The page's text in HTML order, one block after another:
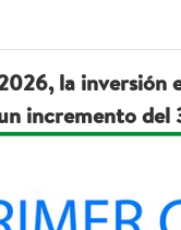
la
incremento